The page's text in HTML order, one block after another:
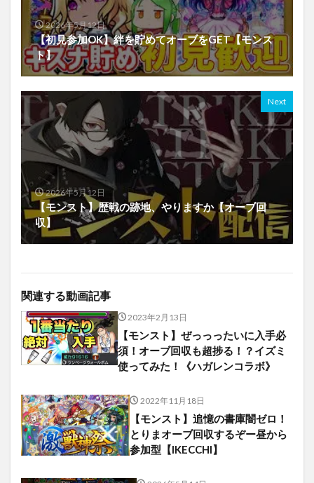
2026年5月12日
【初見参加OK】絆を貯めてオーブをGET【モンス
ト】
Next
2026年5月12日
【モンスト】歴戦の跡地、やりますか【オーブ回
収】
関連する動画記事
2023年2月13日
【モンスト】ぜっっったいに入手必
須！オーブ回収も超捗る！？イズミ
使ってみた！《ハガレンコラボ》
2022年11月18日
【モンスト】追憶の書庫闇ゼロ！
とりまオーブ回収するぞー昼から
参加型【IKECCHI】